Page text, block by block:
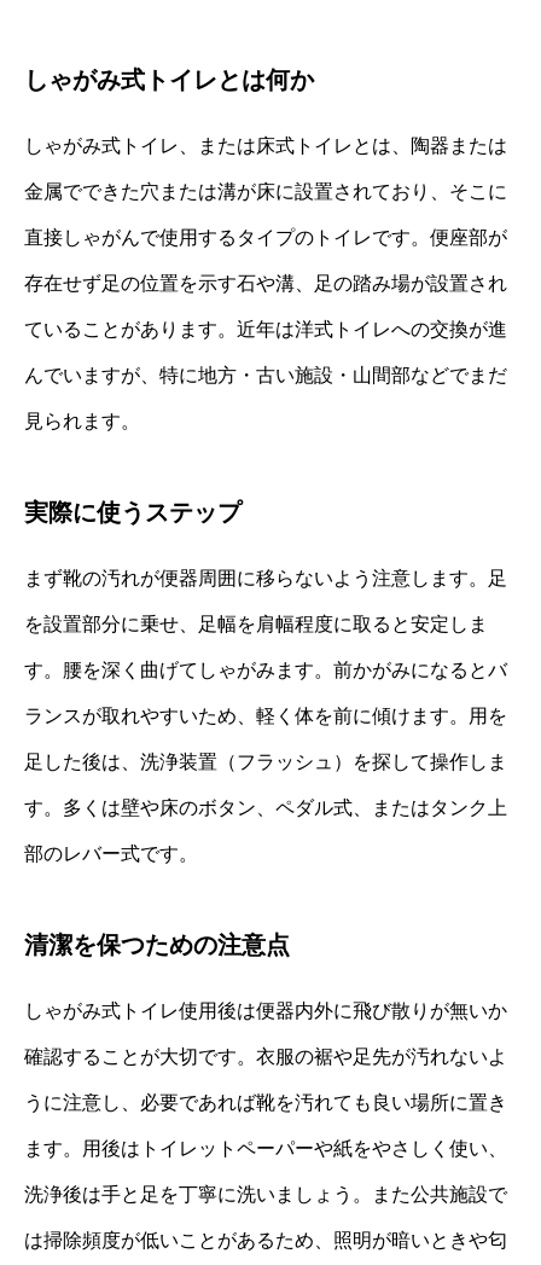
しゃがみ式トイレとは何か
しゃがみ式トイレ、または床式トイレとは、陶器または
金属でできた穴または溝が床に設置されており、そこに
直接しゃがんで使用するタイプのトイレです。便座部が
存在せず足の位置を示す石や溝、足の踏み場が設置され
ていることがあります。近年は洋式トイレへの交換が進
んでいますが、特に地方・古い施設・山間部などでまだ
見られます。
実際に使うステップ
まず靴の汚れが便器周囲に移らないよう注意します。足
を設置部分に乗せ、足幅を肩幅程度に取ると安定しま
す。腰を深く曲げてしゃがみます。前かがみになるとバ
ランスが取れやすいため、軽く体を前に傾けます。用を
足した後は、洗浄装置（フラッシュ）を探して操作しま
す。多くは壁や床のボタン、ペダル式、またはタンク上
部のレバー式です。
清潔を保つための注意点
しゃがみ式トイレ使用後は便器内外に飛び散りが無いか
確認することが大切です。衣服の裾や足先が汚れないよ
うに注意し、必要であれば靴を汚れても良い場所に置き
ます。用後はトイレットペーパーや紙をやさしく使い、
洗浄後は手と足を丁寧に洗いましょう。また公共施設で
は掃除頻度が低いことがあるため、照明が暗いときや匂